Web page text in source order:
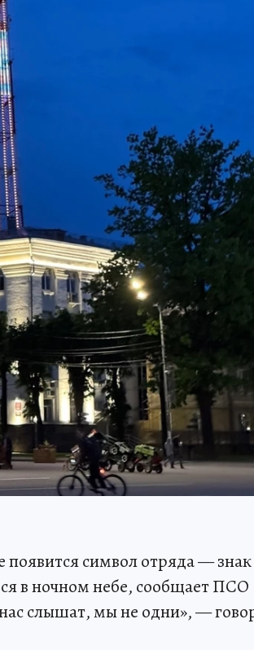
символ отряда — знак
в ночном небе, сообщает ПСО
слышат, мы не одни», —